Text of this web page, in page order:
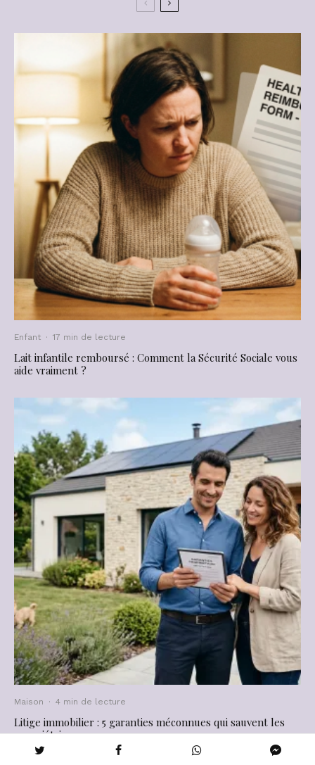
Enfant · 17 min de lecture
Lait infantile remboursé : Comment la Sécurité Sociale vous
aide vraiment ?
Maison · 4 min de lecture
Litige immobilier : 5 garanties méconnues qui sauvent les
propriétaires